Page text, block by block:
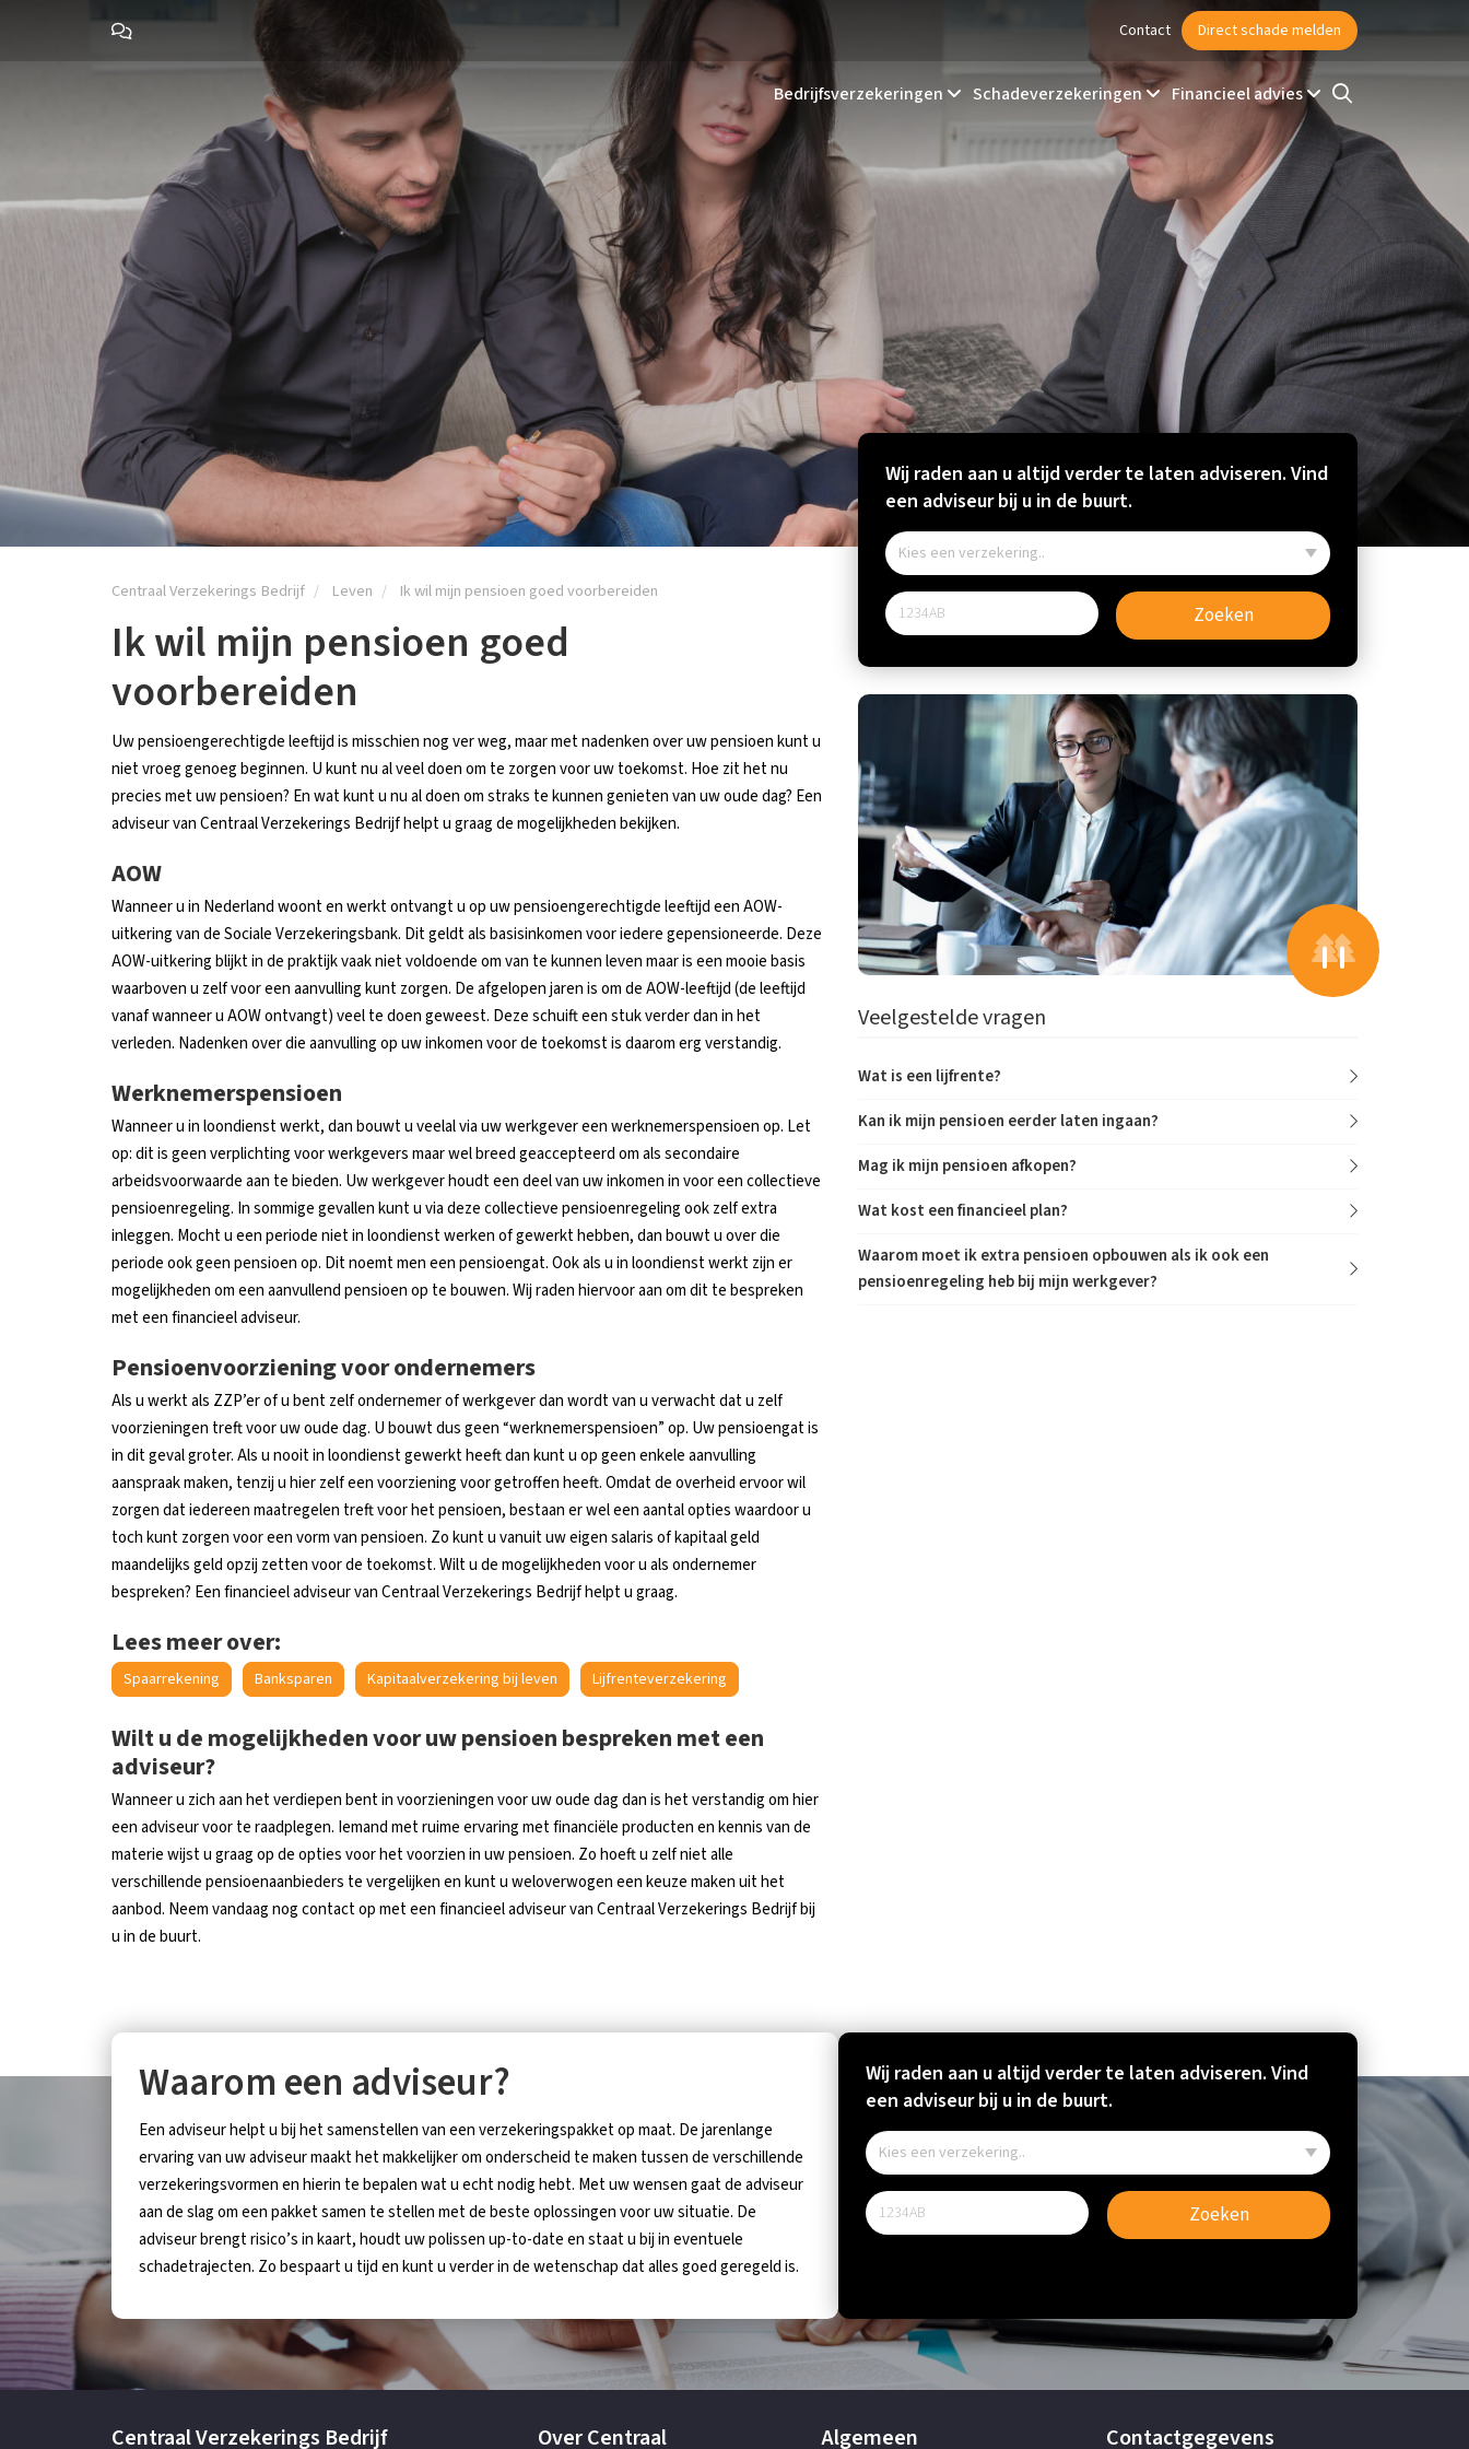
Contact Direct schade melden
Bedrijfsverzekeringen Schadeverzekeringen Financieel advies
Centraal Verzekerings Bedrijf Leven Ik wil mijn pensioen goed voorbereiden
Ik wil mijn pensioen goed
voorbereiden
Uw pensioengerechtigde leeftijd is misschien nog ver weg, maar met nadenken over uw pensioen kunt u
niet vroeg genoeg beginnen. U kunt nu al veel doen om te zorgen voor uw toekomst. Hoe zit het nu
precies met uw pensioen? En wat kunt u nu al doen om straks te kunnen genieten van uw oude dag? Een
adviseur van Centraal Verzekerings Bedrijf helpt u graag de mogelijkheden bekijken.
AOW
Wanneer u in Nederland woont en werkt ontvangt u op uw pensioengerechtigde leeftijd een AOW-
uitkering van de Sociale Verzekeringsbank. Dit geldt als basisinkomen voor iedere gepensioneerde. Deze
AOW-uitkering blijkt in de praktijk vaak niet voldoende om van te kunnen leven maar is een mooie basis
waarboven u zelf voor een aanvulling kunt zorgen. De afgelopen jaren is om de AOW-leeftijd (de leeftijd
vanaf wanneer u AOW ontvangt) veel te doen geweest. Deze schuift een stuk verder dan in het
verleden. Nadenken over die aanvulling op uw inkomen voor de toekomst is daarom erg verstandig.
Werknemerspensioen
Wanneer u in loondienst werkt, dan bouwt u veelal via uw werkgever een werknemerspensioen op. Let
op: dit is geen verplichting voor werkgevers maar wel breed geaccepteerd om als secondaire
arbeidsvoorwaarde aan te bieden. Uw werkgever houdt een deel van uw inkomen in voor een collectieve
pensioenregeling. In sommige gevallen kunt u via deze collectieve pensioenregeling ook zelf extra
inleggen. Mocht u een periode niet in loondienst werken of gewerkt hebben, dan bouwt u over die
periode ook geen pensioen op. Dit noemt men een pensioengat. Ook als u in loondienst werkt zijn er
mogelijkheden om een aanvullend pensioen op te bouwen. Wij raden hiervoor aan om dit te bespreken
met een financieel adviseur.
Pensioenvoorziening voor ondernemers
Als u werkt als ZZP’er of u bent zelf ondernemer of werkgever dan wordt van u verwacht dat u zelf
voorzieningen treft voor uw oude dag. U bouwt dus geen “werknemerspensioen” op. Uw pensioengat is
in dit geval groter. Als u nooit in loondienst gewerkt heeft dan kunt u op geen enkele aanvulling
aanspraak maken, tenzij u hier zelf een voorziening voor getroffen heeft. Omdat de overheid ervoor wil
zorgen dat iedereen maatregelen treft voor het pensioen, bestaan er wel een aantal opties waardoor u
toch kunt zorgen voor een vorm van pensioen. Zo kunt u vanuit uw eigen salaris of kapitaal geld
maandelijks geld opzij zetten voor de toekomst. Wilt u de mogelijkheden voor u als ondernemer
bespreken? Een financieel adviseur van Centraal Verzekerings Bedrijf helpt u graag.
Lees meer over:
Spaarrekening Banksparen Kapitaalverzekering bij leven Lijfrenteverzekering
Wilt u de mogelijkheden voor uw pensioen bespreken met een
adviseur?
Wanneer u zich aan het verdiepen bent in voorzieningen voor uw oude dag dan is het verstandig om hier
een adviseur voor te raadplegen. Iemand met ruime ervaring met financiële producten en kennis van de
materie wijst u graag op de opties voor het voorzien in uw pensioen. Zo hoeft u zelf niet alle
verschillende pensioenaanbieders te vergelijken en kunt u weloverwogen een keuze maken uit het
aanbod. Neem vandaag nog contact op met een financieel adviseur van Centraal Verzekerings Bedrijf bij
u in de buurt.
Wij raden aan u altijd verder te laten adviseren. Vind
een adviseur bij u in de buurt.
Zoeken
Veelgestelde vragen
Wat is een lijfrente?
Kan ik mijn pensioen eerder laten ingaan?
Mag ik mijn pensioen afkopen?
Wat kost een financieel plan?
Waarom moet ik extra pensioen opbouwen als ik ook een
pensioenregeling heb bij mijn werkgever?
Waarom een adviseur?
Een adviseur helpt u bij het samenstellen van een verzekeringspakket op maat. De jarenlange
ervaring van uw adviseur maakt het makkelijker om onderscheid te maken tussen de verschillende
verzekeringsvormen en hierin te bepalen wat u echt nodig hebt. Met uw wensen gaat de adviseur
aan de slag om een pakket samen te stellen met de beste oplossingen voor uw situatie. De
adviseur brengt risico’s in kaart, houdt uw polissen up-to-date en staat u bij in eventuele
schadetrajecten. Zo bespaart u tijd en kunt u verder in de wetenschap dat alles goed geregeld is.
Wij raden aan u altijd verder te laten adviseren. Vind
een adviseur bij u in de buurt.
Zoeken
Centraal Verzekerings Bedrijf Over Centraal Algemeen Contactgegevens